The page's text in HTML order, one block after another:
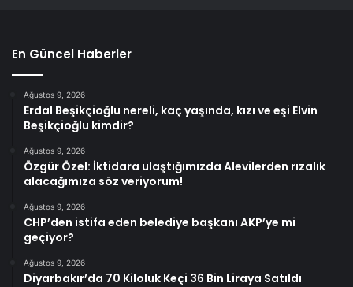
En Güncel Haberler
Ağustos 9, 2026
Erdal Beşikçioğlu nereli, kaç yaşında, kızı ve eşi Elvin
Beşikçioğlu kimdir?
Ağustos 9, 2026
Özgür Özel: İktidara ulaştığımızda Alevilerden rızalık
alacağımıza söz veriyorum!
Ağustos 9, 2026
CHP’den istifa eden belediye başkanı AKP’ye mi
geçiyor?
Ağustos 9, 2026
Diyarbakır’da 70 Kiloluk Keçi 36 Bin Liraya Satıldı